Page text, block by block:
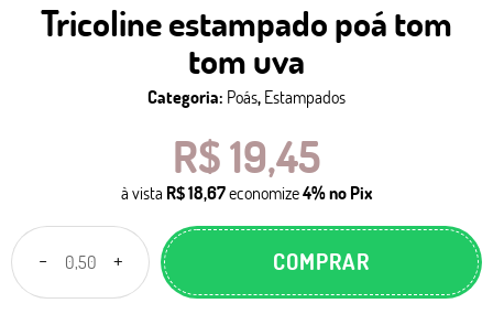
Tricoline estampado poá tom
tom uva
Categoria: Poás, Estampados
R$ 19,45
à vista R$ 18,67economize4%no Pix
COMPRAR